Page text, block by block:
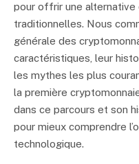
pour offrir une alternative
traditionnelles. Nous
générale des
caractéristiques, leur
les mythes les plus
la première
dans ce parcours et son
pour mieux comprendre
technologique.